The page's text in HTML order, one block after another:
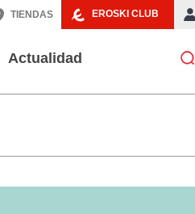
EROSKI CLUB
TIENDAS
Actualidad